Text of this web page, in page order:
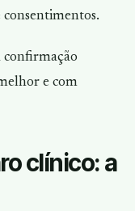
confirmação
e com
clínico: a